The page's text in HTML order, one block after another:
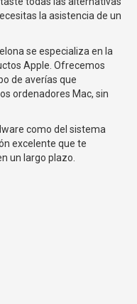
la asistencia de un
se especializa en la
Apple. Ofrecemos
de averías que
ordenadores Mac, sin
como del sistema
excelente que te
un largo plazo.